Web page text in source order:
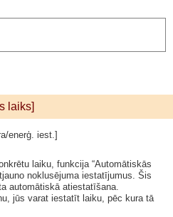
laiks]
enerģ. iest.]
laiku, funkcija “Automātiskās
noklusējuma iestatījumus. Šis
automātiskā atiestatīšana.
jūs varat iestatīt laiku, pēc kura tā